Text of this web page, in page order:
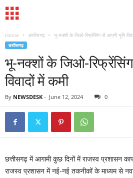
Home छत्तीसगढ़ भू-नक्शों के जिओ-रिफ्रेंसिंग से आएगी भूमि
छत्तीसगढ़
भू-नक्शों के जिओ-
विवादों में कमी
By NEWSDESK - June 12, 2024 0
छत्तीसगढ़ में आगामी कुछ दिनों में राजस्व प्रशासन
राजस्व प्रशासन में नई-नई तकनीकों के माध्यम से